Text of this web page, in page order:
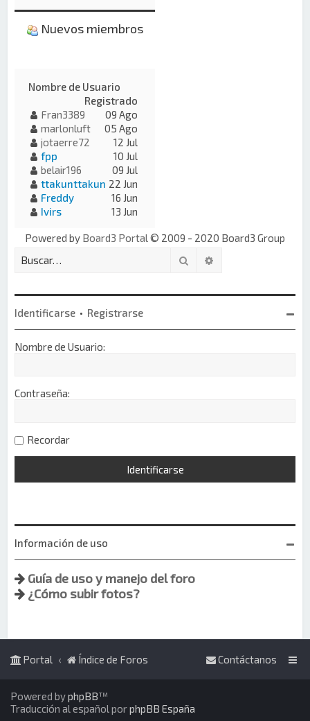
Nuevos miembros
Nombre de Usuario
Registrado
Fran3389
09 Ago
marlonluft
05 Ago
jotaerre72
12 Jul
fpp
10 Jul
belair196
09 Jul
ttakunttakun 22 Jun
Freddy
16 Jun
Ivirs
13 Jun
Powered by Board3 Portal © 2009 - 2020 Board3 Group
Buscar
Identificarse • Registrarse
Nombre de Usuario:
Contraseña:
Recordar
Información de uso
Guía de uso y manejo del foro
¿Cómo subir fotos?
Portal Índice de Foros Contáctanos
Powered byphpBB™
Traducción al español porphpBB España